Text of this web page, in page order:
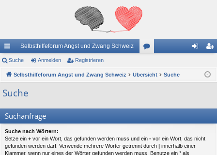
ch
ne
llz
riff
Selbsthilfeforum Angst und Zwang Schweiz
en ist
Suche Anmelden Registrieren
Selbsthilfeforum Angst und Zwang Schweiz Übersicht Suche
Suche
Suchanfrage
Suche nach Wörtern:
Setze ein + vor ein Wort, das gefunden werden muss und ein - vor ein Wort, das nicht
gefunden werden darf. Verwende mehrere Wörter getrennt durch | innerhalb einer
Klammer, wenn nur eines der Wörter gefunden werden muss. Benutze ein * als